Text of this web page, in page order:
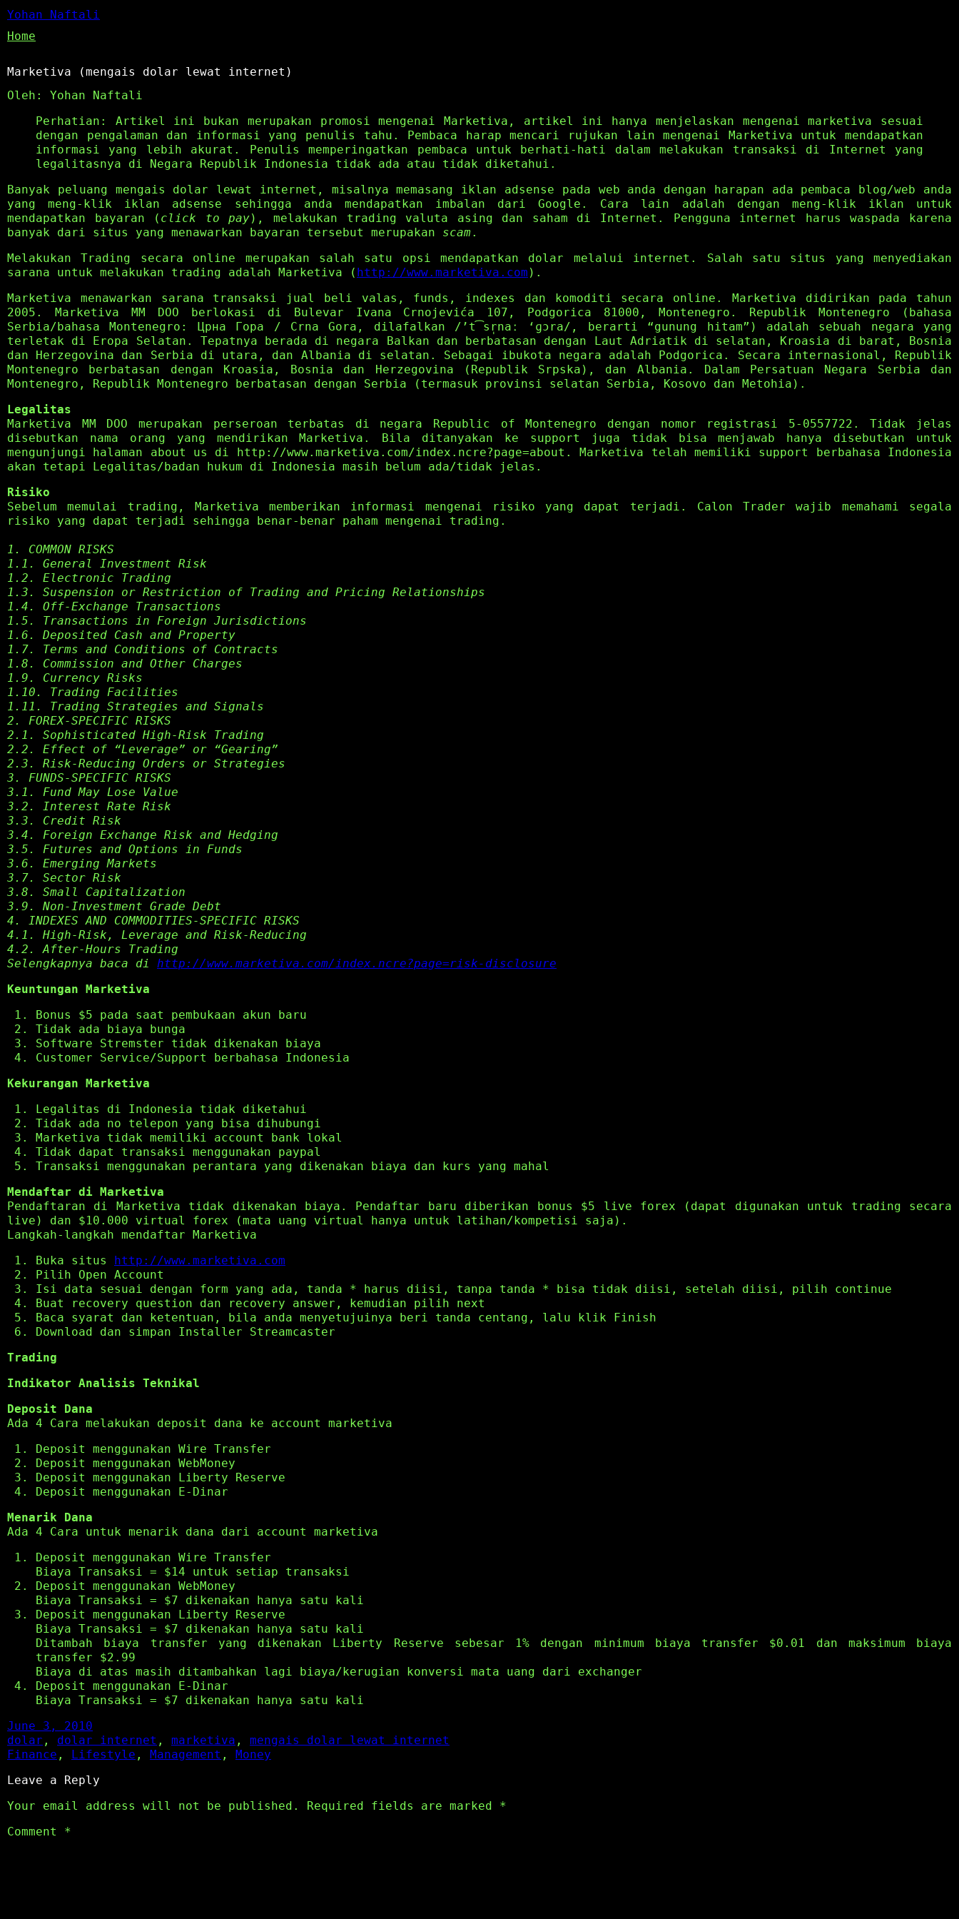
Yohan Naftali
Home
Marketiva (mengais dolar lewat internet)
Oleh: Yohan Naftali
Perhatian: Artikel ini bukan merupakan promosi mengenai Marketiva, artikel ini hanya menjelaskan mengenai marketiva sesuai
dengan pengalaman dan informasi yang penulis tahu. Pembaca harap mencari rujukan lain mengenai Marketiva untuk mendapatkan
informasi yang lebih akurat. Penulis memperingatkan pembaca untuk berhati-hati dalam melakukan transaksi di Internet yang
legalitasnya di Negara Republik Indonesia tidak ada atau tidak diketahui.
Banyak peluang mengais dolar lewat internet, misalnya memasang iklan adsense pada web anda dengan harapan ada pembaca blog/web anda
yang meng-klik iklan adsense sehingga anda mendapatkan imbalan dari Google. Cara lain adalah dengan meng-klik iklan untuk
mendapatkan bayaran ( click to pay), melakukan trading valuta asing dan saham di Internet. Pengguna internet harus waspada karena
banyak dari situs yang menawarkan bayaran tersebut merupakan scam.
Melakukan Trading secara online merupakan salah satu opsi mendapatkan dolar melalui internet. Salah satu situs yang menyediakan
sarana untuk melakukan trading adalah Marketiva ( http://www.marketiva.com ).
Marketiva menawarkan sarana transaksi jual beli valas, funds, indexes dan komoditi secara online. Marketiva didirikan pada tahun
2005. Marketiva MM DOO berlokasi di Bulevar Ivana Crnojevića 107, Podgorica 81000, Montenegro. Republik Montenegro (bahasa
Serbia/bahasa Montenegro: Црна Гора / Crna Gora, dilafalkan /’t͡sr̩naː ‘ɡɔra/, berarti “gunung hitam”) adalah sebuah negara yang
terletak di Eropa Selatan. Tepatnya berada di negara Balkan dan berbatasan dengan Laut Adriatik di selatan, Kroasia di barat, Bosnia
dan Herzegovina dan Serbia di utara, dan Albania di selatan. Sebagai ibukota negara adalah Podgorica. Secara internasional, Republik
Montenegro berbatasan dengan Kroasia, Bosnia dan Herzegovina (Republik Srpska), dan Albania. Dalam Persatuan Negara Serbia dan
Montenegro, Republik Montenegro berbatasan dengan Serbia (termasuk provinsi selatan Serbia, Kosovo dan Metohia).
Legalitas
Marketiva MM DOO merupakan perseroan terbatas di negara Republic of Montenegro dengan nomor registrasi 5-0557722. Tidak jelas
disebutkan nama orang yang mendirikan Marketiva. Bila ditanyakan ke support juga tidak bisa menjawab hanya disebutkan untuk
mengunjungi halaman about us di http://www.marketiva.com/index.ncre?page=about. Marketiva telah memiliki support berbahasa Indonesia
akan tetapi Legalitas/badan hukum di Indonesia masih belum ada/tidak jelas.
Risiko
Sebelum memulai trading, Marketiva memberikan informasi mengenai risiko yang dapat terjadi. Calon Trader wajib memahami segala
risiko yang dapat terjadi sehingga benar-benar paham mengenai trading.
1. COMMON RISKS
1.1. General Investment Risk
1.2. Electronic Trading
1.3. Suspension or Restriction of Trading and Pricing Relationships
1.4. Off-Exchange Transactions
1.5. Transactions in Foreign Jurisdictions
1.6. Deposited Cash and Property
1.7. Terms and Conditions of Contracts
1.8. Commission and Other Charges
1.9. Currency Risks
1.10. Trading Facilities
1.11. Trading Strategies and Signals
2. FOREX-SPECIFIC RISKS
2.1. Sophisticated High-Risk Trading
2.2. Effect of “Leverage” or “Gearing”
2.3. Risk-Reducing Orders or Strategies
3. FUNDS-SPECIFIC RISKS
3.1. Fund May Lose Value
3.2. Interest Rate Risk
3.3. Credit Risk
3.4. Foreign Exchange Risk and Hedging
3.5. Futures and Options in Funds
3.6. Emerging Markets
3.7. Sector Risk
3.8. Small Capitalization
3.9. Non-Investment Grade Debt
4. INDEXES AND COMMODITIES-SPECIFIC RISKS
4.1. High-Risk, Leverage and Risk-Reducing
4.2. After-Hours Trading
Selengkapnya baca di http://www.marketiva.com/index.ncre?page=risk-disclosure
Keuntungan Marketiva
Bonus $5 pada saat pembukaan akun baru
Tidak ada biaya bunga
Software Stremster tidak dikenakan biaya
Customer Service/Support berbahasa Indonesia
Kekurangan Marketiva
Legalitas di Indonesia tidak diketahui
Tidak ada no telepon yang bisa dihubungi
Marketiva tidak memiliki account bank lokal
Tidak dapat transaksi menggunakan paypal
Transaksi menggunakan perantara yang dikenakan biaya dan kurs yang mahal
Mendaftar di Marketiva
Pendaftaran di Marketiva tidak dikenakan biaya. Pendaftar baru diberikan bonus $5 live forex (dapat digunakan untuk trading secara
live) dan $10.000 virtual forex (mata uang virtual hanya untuk latihan/kompetisi saja).
Langkah-langkah mendaftar Marketiva
Buka situs http://www.marketiva.com
Pilih Open Account
Isi data sesuai dengan form yang ada, tanda * harus diisi, tanpa tanda * bisa tidak diisi, setelah diisi, pilih continue
Buat recovery question dan recovery answer, kemudian pilih next
Baca syarat dan ketentuan, bila anda menyetujuinya beri tanda centang, lalu klik Finish
Download dan simpan Installer Streamcaster
Trading
Indikator Analisis Teknikal
Deposit Dana
Ada 4 Cara melakukan deposit dana ke account marketiva
Deposit menggunakan Wire Transfer
Deposit menggunakan WebMoney
Deposit menggunakan Liberty Reserve
Deposit menggunakan E-Dinar
Menarik Dana
Ada 4 Cara untuk menarik dana dari account marketiva
Deposit menggunakan Wire Transfer
Biaya Transaksi = $14 untuk setiap transaksi
Deposit menggunakan WebMoney
Biaya Transaksi = $7 dikenakan hanya satu kali
Deposit menggunakan Liberty Reserve
Biaya Transaksi = $7 dikenakan hanya satu kali
Ditambah biaya transfer yang dikenakan Liberty Reserve sebesar 1% dengan minimum biaya transfer $0.01 dan maksimum biaya
transfer $2.99
Biaya di atas masih ditambahkan lagi biaya/kerugian konversi mata uang dari exchanger
Deposit menggunakan E-Dinar
Biaya Transaksi = $7 dikenakan hanya satu kali
June 3, 2010
dolar , dolar internet , marketiva , mengais dolar lewat internet
Finance , Lifestyle , Management , Money
Leave a Reply
Your email address will not be published.
Required fields are marked *
Comment *